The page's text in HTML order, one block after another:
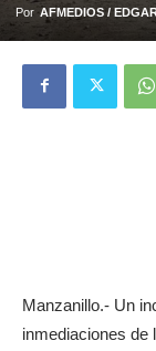
Por AFMEDIOS /
Manzanillo.- Un
inmediaciones de